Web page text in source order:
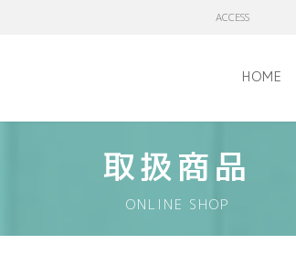
ACCESS
HOME
取扱商品
ONLINE SHOP